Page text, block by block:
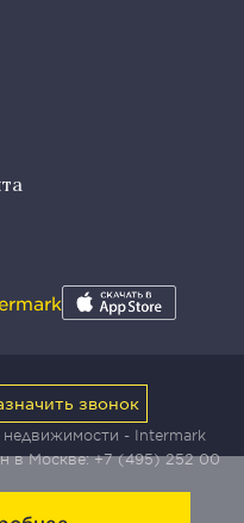
- Intermark
в Москве:+7 (495) 252 00
звонок